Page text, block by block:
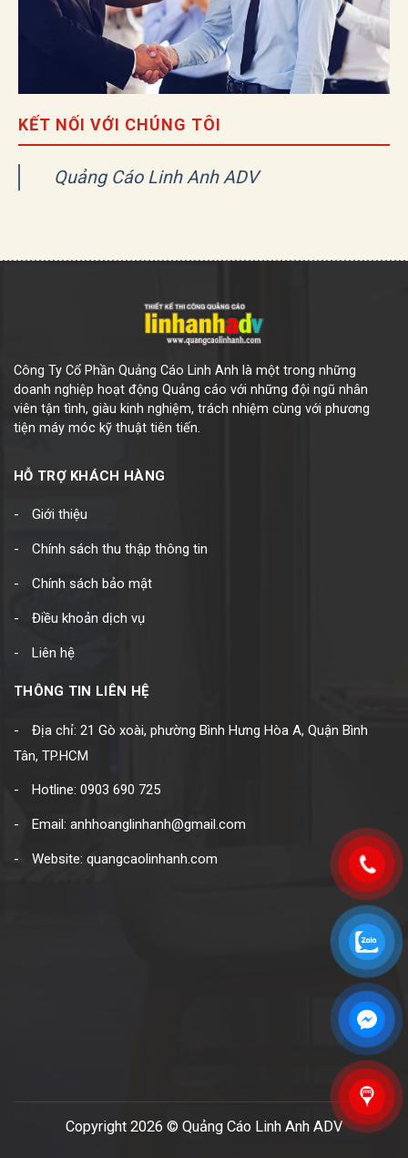
KẾT NỐI VỚI CHÚNG TÔI
Quảng Cáo Linh Anh ADV
Công Ty Cổ Phần Quảng Cáo Linh Anh là một trong những
doanh nghiệp hoạt động Quảng cáo với những đội ngũ nhân
viên tận tình, giàu kinh nghiệm, trách nhiệm cùng với phương
tiện máy móc kỹ thuật tiên tiến.
HỖ TRỢ KHÁCH HÀNG
Giới thiệu
Chính sách thu thập thông tin
Chính sách bảo mật
Điều khoản dịch vụ
Liên hệ
THÔNG TIN LIÊN HỆ
Địa chỉ: 21 Gò xoài, phường Bình Hưng Hòa A, Quận Bình
Tân, TP.HCM
Hotline: 0903 690 725
Email: anhhoanglinhanh@gmail.com
Website: quangcaolinhanh.com
Copyright 2026 © Quảng Cáo Linh Anh ADV